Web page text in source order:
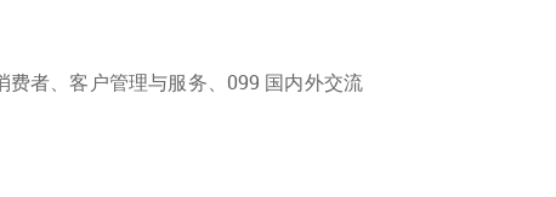
者、客户管理与服务、099 国内外交流